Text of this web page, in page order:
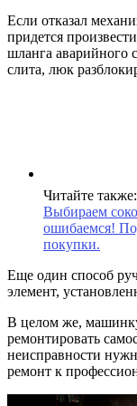
Если отказал
придется
шланга аварийного
слита, люк
Читайте также:
Выбираем
ошибаемся!
покупки.
Еще один способ
элемент,
В целом же,
ремонтировать
неисправности
ремонт к